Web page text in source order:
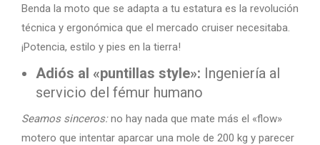
Benda la moto que se adapta a tu estatura es la revolución
técnica y ergonómica que el mercado cruiser necesitaba.
¡Potencia, estilo y pies en la tierra!
Adiós al «puntillas style»: Ingeniería al
servicio del fémur humano
Seamos sinceros:no hay nada que mate más el «flow»
motero que intentar aparcar una mole de 200 kg y parecer